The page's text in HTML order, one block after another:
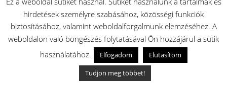
► A 10 leggyakoribb hiba a porszívózásnál:
► 10 Gyakori Tévhit a Mosogatógépekről
► Hol található a BOSCH háztartási gépek
► Porszívó vákuum mérések:
► Hosszabb élettartam és hatékonyabb tisztítás: Az
hirdetések személyre szabásához, közösségi funkciók
biztosításához, valamint weboldalforgalmunk elemzéséhez. A
weboldalon való böngészés folytatásával Ön hozzájárul a sütik
használatához.
Elfogadom
Elutasítom
Tudjon meg többet!